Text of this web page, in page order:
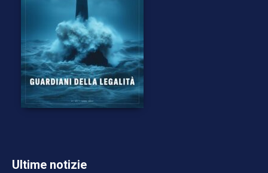
Ultime notizie